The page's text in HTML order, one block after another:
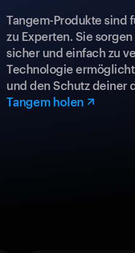
Tangem-Produkte sind
zu Experten. Sie
sicher und einfach zu
Technologie
und den Schutz deiner
Tangem holen